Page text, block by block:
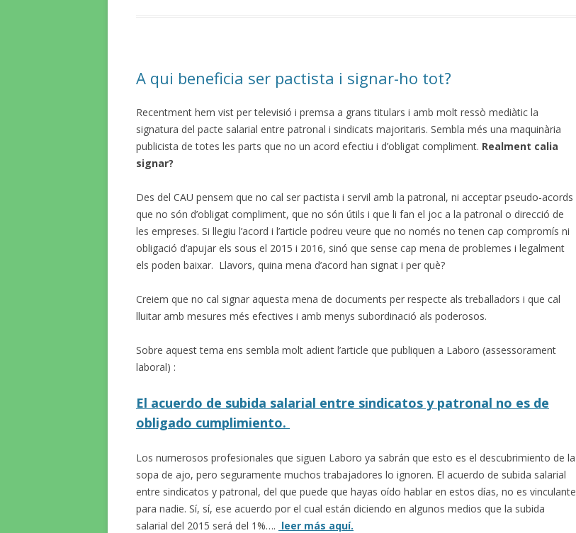
A qui beneficia ser pactista i signar-ho tot?
Recentment hem vist per televisió i premsa a grans titulars i amb molt ressò mediàtic la
signatura del pacte salarial entre patronal i sindicats majoritaris. Sembla més una maquinària
publicista de totes les parts que no un acord efectiu i d’obligat compliment. Realment calia
signar?
Des del CAU pensem que no cal ser pactista i servil amb la patronal, ni acceptar pseudo-acords
que no són d’obligat compliment, que no són útils i que li fan el joc a la patronal o direcció de
les empreses. Si llegiu l’acord i l’article podreu veure que no només no tenen cap compromís ni
obligació d’apujar els sous el 2015 i 2016, sinó que sense cap mena de problemes i legalment
els poden baixar. Llavors, quina mena d’acord han signat i per què?
Creiem que no cal signar aquesta mena de documents per respecte als treballadors i que cal
lluitar amb mesures més efectives i amb menys subordinació als poderosos.
Sobre aquest tema ens sembla molt adient l’article que publiquen a Laboro (assessorament
laboral) :
El acuerdo de subida salarial entre sindicatos y patronal no es de
obligado cumplimiento.
Los numerosos profesionales que siguen Laboro ya sabrán que esto es el descubrimiento de la
sopa de ajo, pero seguramente muchos trabajadores lo ignoren. El acuerdo de subida salarial
entre sindicatos y patronal, del que puede que hayas oído hablar en estos días, no es vinculante
para nadie. Sí, sí, ese acuerdo por el cual están diciendo en algunos medios que la subida
salarial del 2015 será del 1%…. leer más aquí.